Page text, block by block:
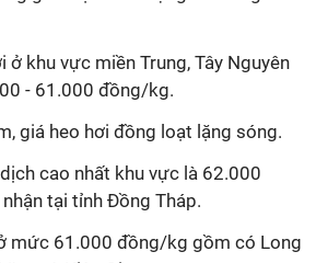
ở khu vực miền Trung, Tây Nguyên
- 61.000 đồng/kg.
giá heo hơi đồng loạt lặng sóng.
cao nhất khu vực là 62.000
tại tỉnh Đồng Tháp.
mức 61.000 đồng/kg gồm có Long